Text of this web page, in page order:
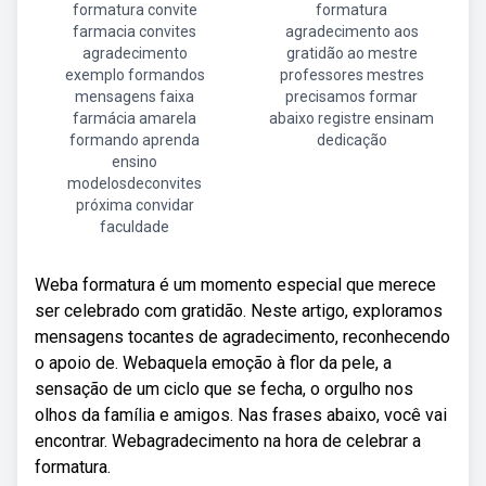
formatura convite
farmacia convites
agradecimento
exemplo formandos
mensagens faixa
farmácia amarela
formando aprenda
ensino
modelosdeconvites
próxima convidar
faculdade
formatura
agradecimento aos
gratidão ao mestre
professores mestres
precisamos formar
abaixo registre ensinam
dedicação
Weba formatura é um momento especial que merece
ser celebrado com gratidão. Neste artigo, exploramos
mensagens tocantes de agradecimento, reconhecendo
o apoio de. Webaquela emoção à flor da pele, a
sensação de um ciclo que se fecha, o orgulho nos
olhos da família e amigos. Nas frases abaixo, você vai
encontrar. Webagradecimento na hora de celebrar a
formatura.